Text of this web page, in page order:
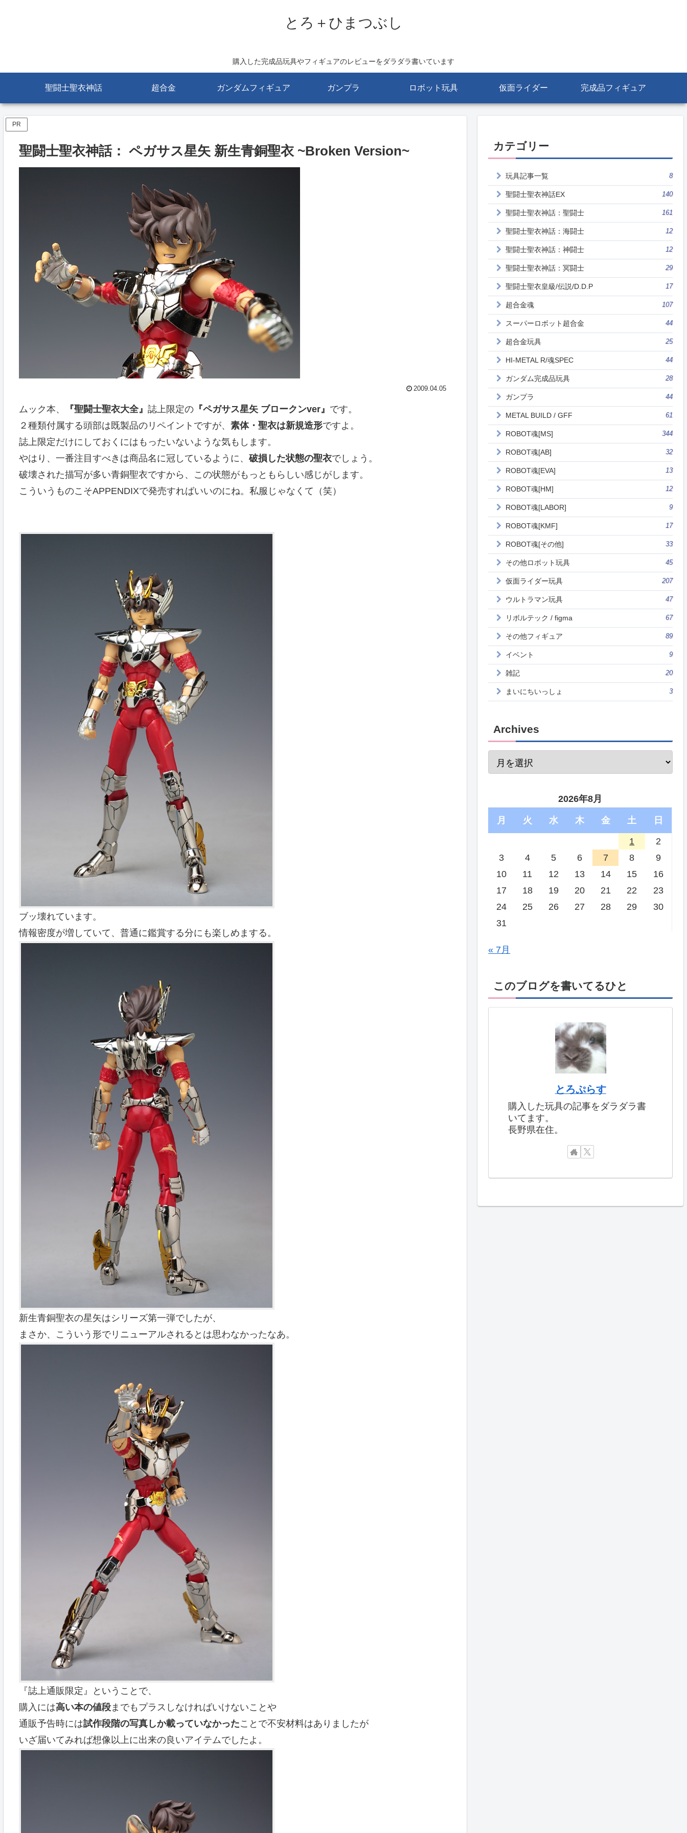
とろ＋ひまつぶし
購入した完成品玩具やフィギュアのレビューをダラダラ書いています
聖闘士聖衣神話 超合金 ガンダムフィギュア ガンプラ ロボット玩具 仮面ライダー 完成品フィギュア
PR
聖闘士聖衣神話： ペガサス星矢 新生青銅聖衣 ~Broken Version~
2009.04.05
ムック本、 『聖闘士聖衣大全』 誌上限定の『ペガサス星矢 ブロークンver』 です。
２種類付属する頭部は既製品のリペイントですが、 素体・聖衣は新規造形ですよ。
誌上限定だけにしておくにはもったいないような気もします。
やはり、一番注目すべきは商品名に冠しているように、破損した状態の聖衣でしょう。
破壊された描写が多い青銅聖衣ですから、この状態がもっともらしい感じがします。
こういうものこそAPPENDIXで発売すればいいのにね。私服じゃなくて（笑）
ブッ壊れています。
情報密度が増していて、普通に鑑賞する分にも楽しめまする。
新生青銅聖衣の星矢はシリーズ第一弾でしたが、
まさか、こういう形でリニューアルされるとは思わなかったなあ。
『誌上通販限定』ということで、
購入には高い本の値段までもプラスしなければいけないことや
通販予告時には試作段階の写真しか載っていなかったことで不安材料はありましたが
いざ届いてみれば想像以上に出来の良いアイテムでしたよ。
カテゴリー
玩具記事一覧 8
聖闘士聖衣神話EX 140
聖闘士聖衣神話：聖闘士 161
聖闘士聖衣神話：海闘士 12
聖闘士聖衣神話：神闘士 12
聖闘士聖衣神話：冥闘士 29
聖闘士聖衣皇級/伝説/D.D.P 17
超合金魂 107
スーパーロボット超合金 44
超合金玩具 25
HI-METAL R/魂SPEC 44
ガンダム完成品玩具 28
ガンプラ 44
METAL BUILD / GFF 61
ROBOT魂[MS] 344
ROBOT魂[AB] 32
ROBOT魂[EVA] 13
ROBOT魂[HM] 12
ROBOT魂[LABOR] 9
ROBOT魂[KMF] 17
ROBOT魂[その他] 33
その他ロボット玩具 45
仮面ライダー玩具 207
ウルトラマン玩具 47
リボルテック / figma 67
その他フィギュア 89
イベント 9
雑記 20
まいにちいっしょ 3
Archives
2026年8月
月 火 水 木 金 土 日
1
2
3
4 5 6 7 8
9
10
11 12 13 14 15
16
17
18 19 20 21 22
23
24
25 26 27 28 29
30
31
« 7月
このブログを書いてるひと
とろぷらす
購入した玩具の記事をダラダラ書
いてます。
長野県在住。